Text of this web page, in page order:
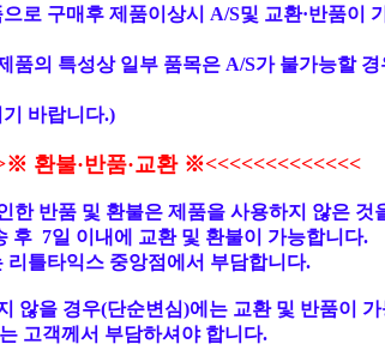
구매후 제품이상시 A/S및 교환·반품이
특성상 일부 품목은 A/S가 불가능할 경
바랍니다.)
불·반품·교환 ※<<<<<<<<<<<<<
반품 및 환불은 제품을 사용하지 않은 것
7일 이내에 교환 및 환불이 가능합니다.
타익스 중앙점에서 부담합니다.
을 경우(단순변심)에는 교환 및 반품이 가
객께서 부담하셔야 합니다.